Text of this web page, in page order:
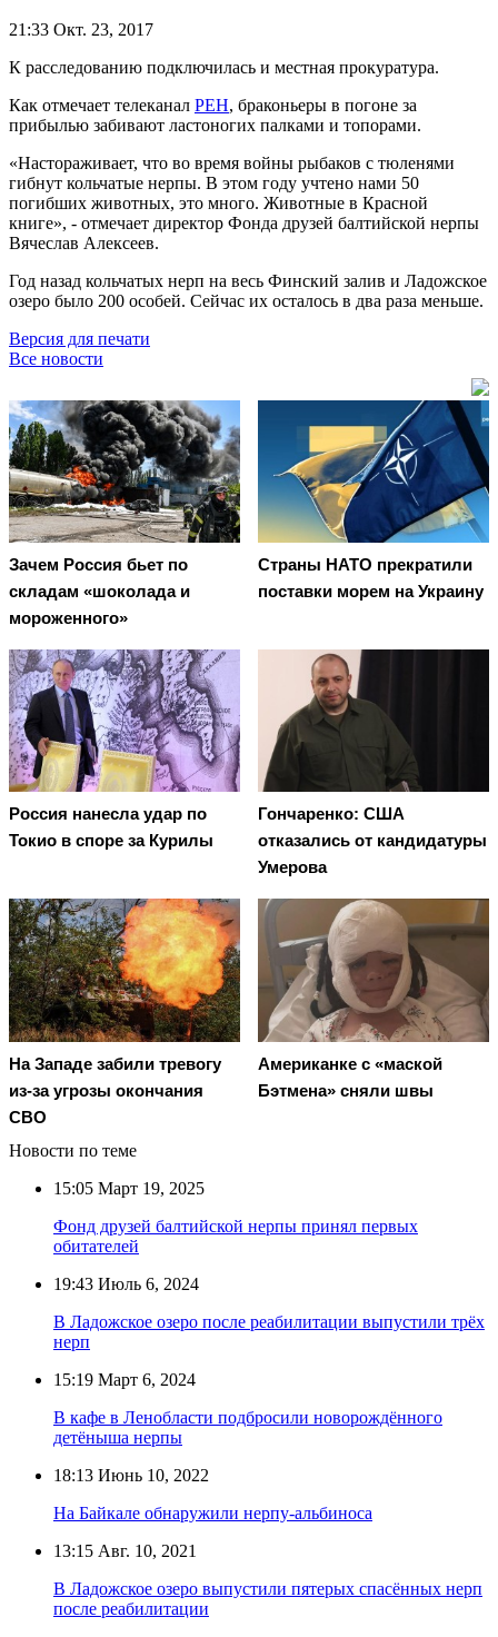
21:33 Окт. 23, 2017
К расследованию подключилась и местная прокуратура.
Как отмечает телеканал РЕН, браконьеры в погоне за
прибылью забивают ластоногих палками и топорами.
«Настораживает, что во время войны рыбаков с тюленями
гибнут кольчатые нерпы. В этом году учтено нами 50
погибших животных, это много. Животные в Красной
книге», - отмечает директор Фонда друзей балтийской нерпы
Вячеслав Алексеев.
Год назад кольчатых нерп на весь Финский залив и Ладожское
озеро было 200 особей. Сейчас их осталось в два раза меньше.
Версия для печати
Все новости
Зачем Россия бьет по
складам «шоколада и
мороженного»
Страны НАТО прекратили
поставки морем на Украину
Россия нанесла удар по
Токио в споре за Курилы
Гончаренко: США
отказались от кандидатуры
Умерова
На Западе забили тревогу
из-за угрозы окончания
СВО
Американке с «маской
Бэтмена» сняли швы
Новости по теме
15:05 Март 19, 2025
Фонд друзей балтийской нерпы принял первых
обитателей
19:43 Июль 6, 2024
В Ладожское озеро после реабилитации выпустили трёх
нерп
15:19 Март 6, 2024
В кафе в Ленобласти подбросили новорождённого
детёныша нерпы
18:13 Июнь 10, 2022
На Байкале обнаружили нерпу-альбиноса
13:15 Авг. 10, 2021
В Ладожское озеро выпустили пятерых спасённых нерп
после реабилитации